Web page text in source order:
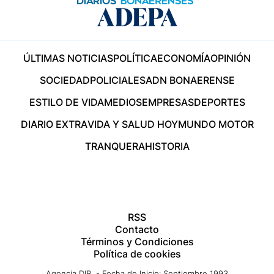
ÚLTIMAS NOTICIASPOLÍTICAECONOMÍAOPINIÓN
SOCIEDADPOLICIALESADN BONAERENSE
ESTILO DE VIDAMEDIOSEMPRESASDEPORTES
DIARIO EXTRAVIDA Y SALUD HOYMUNDO MOTOR
TRANQUERAHISTORIA
RSS
Contacto
Términos y Condiciones
Política de cookies